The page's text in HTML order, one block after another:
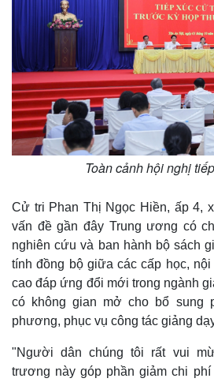
Quan sát
Cuộc sống đó đây
Hồ sơ
Ảnh
E-
Toàn cảnh hội nghị
Cử tri Phan Thị Ngọc Hiền, ấp 4,
vấn đề gần đây Trung ương có
nghiên cứu và ban hành bộ sách
tính đồng bộ giữa các cấp học,
cao đáp ứng đổi mới trong ngành
có không gian mở cho bổ sung
phương, phục vụ công tác giảng
"Người dân chúng tôi rất vui
trương này góp phần giảm chi